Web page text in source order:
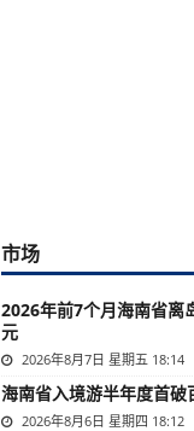
市场
2026年前7个月海南省离
元
2026年8月7日 星期五 18:14
海南省入境游半年度首破
2026年8月6日 星期四 18:12